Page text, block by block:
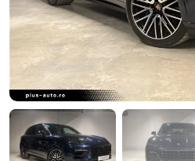
Contact